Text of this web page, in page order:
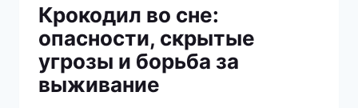
Крокодил во сне:
опасности, скрытые
угрозы и борьба за
выживание